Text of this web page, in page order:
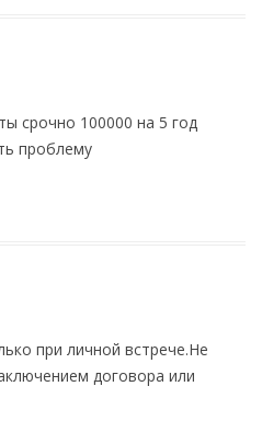
срочно 100000 на 5 год
проблему
при личной встрече.Не
договора или